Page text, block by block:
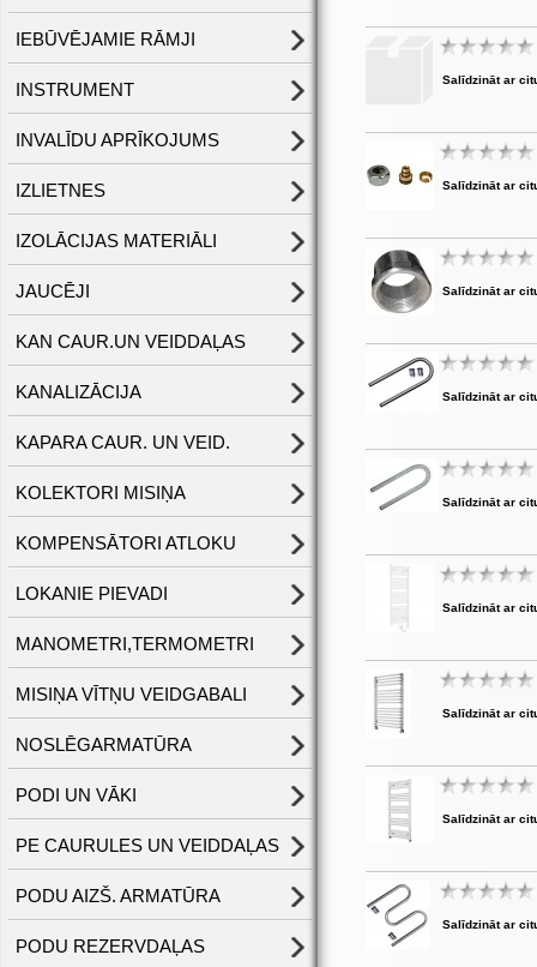
IEBŪVĒJAMIE RĀMJI
INSTRUMENT
INVALĪDU APRĪKOJUMS
IZLIETNES
IZOLĀCIJAS MATERIĀLI
JAUCĒJI
KAN CAUR.UN VEIDDAĻAS
KANALIZĀCIJA
KAPARA CAUR. UN VEID.
KOLEKTORI MISIŅA
KOMPENSĀTORI ATLOKU
LOKANIE PIEVADI
MANOMETRI,TERMOMETRI
MISIŅA VĪTŅU VEIDGABALI
NOSLĒGARMATŪRA
PODI UN VĀKI
PE CAURULES UN VEIDDAĻAS
PODU AIZŠ. ARMATŪRA
PODU REZERVDAĻAS
Salīdzināt ar
Salīdzināt ar
Salīdzināt ar
Salīdzināt ar
Salīdzināt ar
Salīdzināt ar
Salīdzināt ar
Salīdzināt ar
Salīdzināt ar